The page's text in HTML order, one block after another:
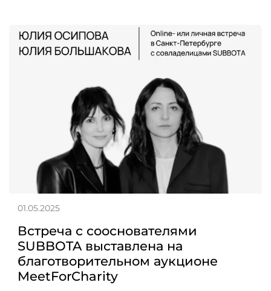
Встреча с сооснователями
SUBBOTA выставлена на
благотворительном аукционе
MeetForCharity
01.05.2025